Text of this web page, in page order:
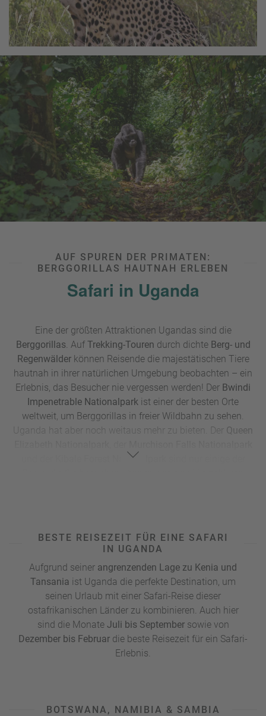
AUF SPUREN DER PRIMATEN:
BERGGORILLAS HAUTNAH ERLEBEN
Safari in Uganda
Eine der größten Attraktionen Ugandas sind die
Berggorillas. Auf Trekking-Touren durch dichte Berg- und
Regenwälderkönnen Reisende die majestätischen Tiere
hautnah in ihrer natürlichen Umgebung beobachten – ein
Erlebnis, das Besucher nie vergessen werden! Der Bwindi
Impenetrable Nationalpark ist einer der besten Orte
weltweit, um Berggorillas in freier Wildbahn zu sehen.
Uganda hat aber noch weitaus mehr zu bieten. Der Queen
Kibale Forest Nationalpark
können Naturliebhaber auf ihrer Reise Flusspferde und
Krokodile beobachten.
BESTE REISEZEIT FÜR EINE SAFARI
IN UGANDA
Aufgrund seiner angrenzenden Lage zu Kenia und
Tansania ist Uganda die perfekte Destination, um
seinen Urlaub mit einer Safari-Reise dieser
ostafrikanischen Länder zu kombinieren. Auch hier
sind die Monate Juli bis Septembersowie von
Dezember bis Februar die beste Reisezeit für ein Safari-
Erlebnis.
BOTSWANA, NAMIBIA & SAMBIA